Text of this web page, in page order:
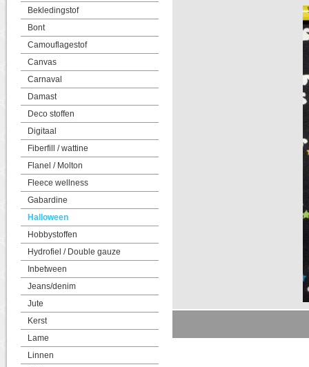
Bekledingstof
Bont
Camouflagestof
Canvas
Carnaval
Damast
Deco stoffen
Digitaal
Fiberfill / wattine
Flanel / Molton
Fleece wellness
Gabardine
Halloween
Hobbystoffen
Hydrofiel / Double gauze
Inbetween
Jeans/denim
Jute
Kerst
Lame
Linnen